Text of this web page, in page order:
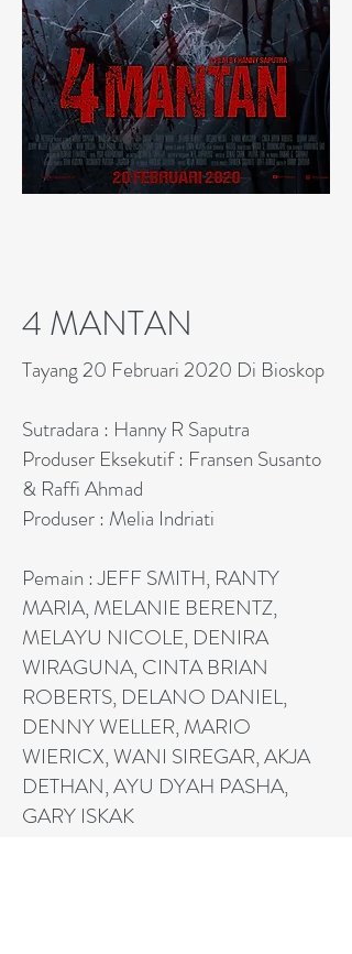
4 MANTAN
Tayang 20 Februari 2020 Di Bioskop
Sutradara : Hanny R Saputra
Produser Eksekutif : Fransen Susanto
& Raffi Ahmad
Produser : Melia Indriati
Pemain : JEFF SMITH, RANTY
MARIA, MELANIE BERENTZ,
MELAYU NICOLE, DENIRA
WIRAGUNA, CINTA BRIAN
ROBERTS, DELANO DANIEL,
DENNY WELLER, MARIO
WIERICX, WANI SIREGAR, AKJA
DETHAN, AYU DYAH PASHA,
GARY ISKAK